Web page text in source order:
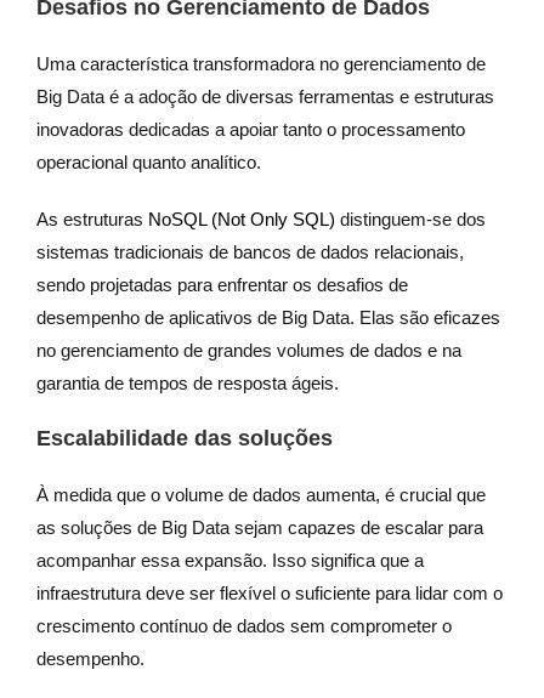
Desafios no Gerenciamento de Dados
Uma característica transformadora no gerenciamento de
Big Data é a adoção de diversas ferramentas e estruturas
inovadoras dedicadas a apoiar tanto o processamento
operacional quanto analítico.
As estruturas NoSQL (Not Only SQL) distinguem-se dos
sistemas tradicionais de bancos de dados relacionais,
sendo projetadas para enfrentar os desafios de
desempenho de aplicativos de Big Data. Elas são eficazes
no gerenciamento de grandes volumes de dados e na
garantia de tempos de resposta ágeis.
Escalabilidade das soluções
À medida que o volume de dados aumenta, é crucial que
as soluções de Big Data sejam capazes de escalar para
acompanhar essa expansão. Isso significa que a
infraestrutura deve ser flexível o suficiente para lidar com o
crescimento contínuo de dados sem comprometer o
desempenho.